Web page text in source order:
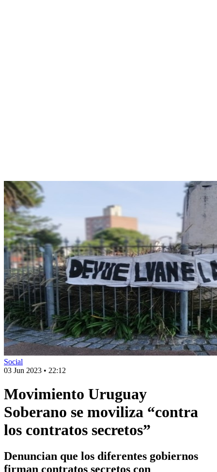
Social
03 Jun 2023 • 22:12
Movimiento Uruguay
Soberano se moviliza “contra
los contratos secretos”
Denuncian que los diferentes gobiernos
firman contratos secretos con